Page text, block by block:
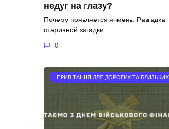
недуг на глазу?
Почему появляется ячмень: Разгадка
старинной загадки
0
ПРИВІТАННЯ ДЛЯ ДОРОГИХ ТА БЛИЗЬКИХ